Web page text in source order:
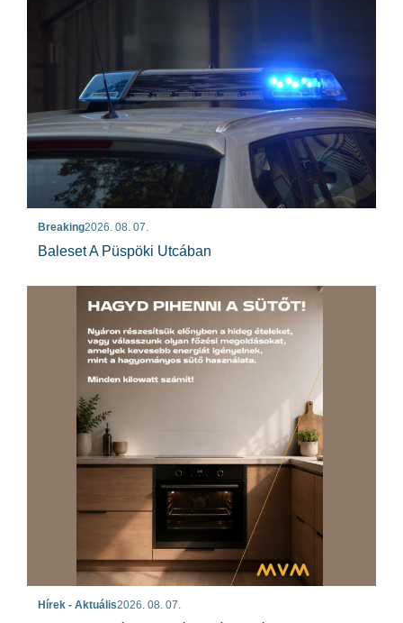
Breaking2026. 08. 07.
Baleset A Püspöki Utcában
Hírek - Aktuális2026. 08. 07.